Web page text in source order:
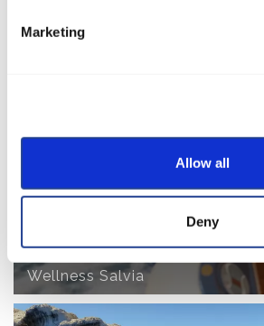
Marketing
Allow all
Deny
Wellness Salvia